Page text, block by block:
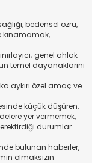
bedensel özrü,
kınamamak,
genel ahlak
temel dayanaklarını
aykırı özel amaç ve
küçük düşüren,
yer vermemek,
durumlar
bulunan haberler,
olmaksızın